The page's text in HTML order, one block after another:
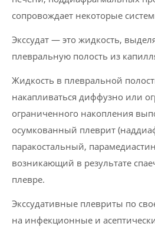
сопровождает некоторые
Экссудат — это жидкость,
плевральную полость из
Жидкость в плевральной
накапливаться диффузно или
ограниченного накопления
осумкованный плеврит
паракостальный,
возникающий в результате
плевре.
Экссудативные плевриты по
на инфекционные и